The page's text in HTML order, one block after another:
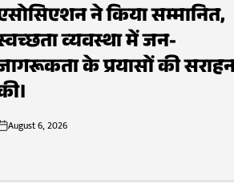
ने किया सम्मानित,
व्यवस्था में जन-
के प्रयासों की
August 6, 2026